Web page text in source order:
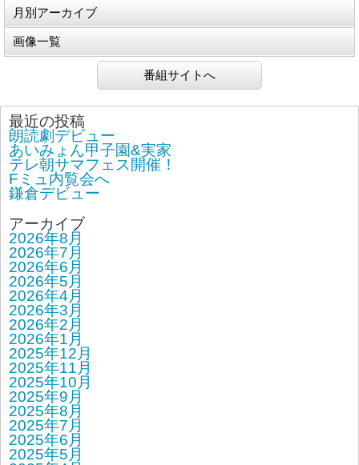
月別アーカイブ
画像一覧
番組サイトへ
最近の投稿
朗読劇デビュー
あいみょん甲子園&実家
テレ朝サマフェス開催！
Fミュ内覧会へ
鎌倉デビュー
アーカイブ
2026年8月
2026年7月
2026年6月
2026年5月
2026年4月
2026年3月
2026年2月
2026年1月
2025年12月
2025年11月
2025年10月
2025年9月
2025年8月
2025年7月
2025年6月
2025年5月